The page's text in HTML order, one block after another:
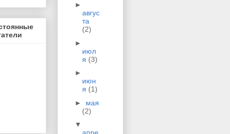
►
авгус
та
(2)
►
июл
я (3)
►
июн
я (1)
► мая
(2)
▼